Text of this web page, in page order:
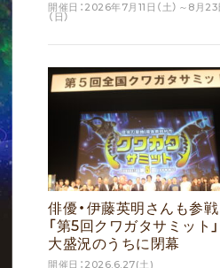
開催日：2026年7月11日（土）～8月23
（日）
俳優・伊藤英明さんも参戦
「第5回クワガタサミット
大盛況のうちに閉幕
開催日：2026.6.27(土)